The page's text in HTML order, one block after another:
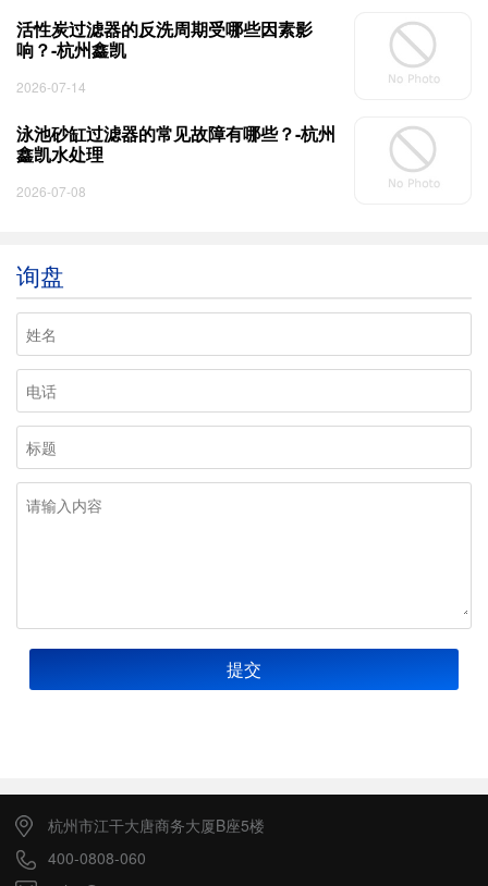
活性炭过滤器的反洗周期受哪些因素影
响？-杭州鑫凯
2026-07-14
泳池砂缸过滤器的常见故障有哪些？-杭州
鑫凯水处理
2026-07-08
询盘
提交
杭州市江干大唐商务大厦B座5楼
400-0808-060